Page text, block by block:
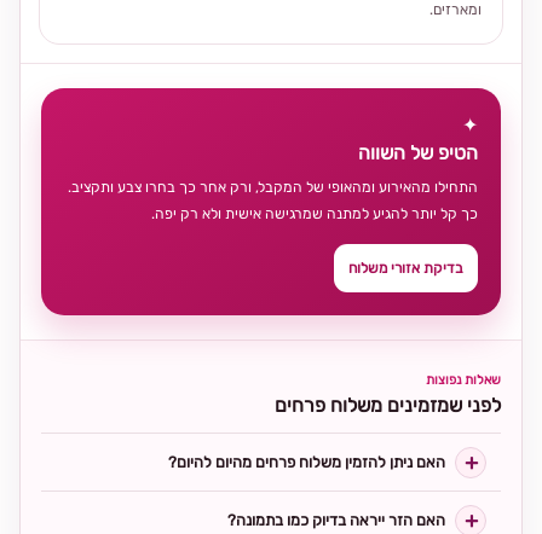
ומארזים.
✦
הטיפ של השווה
התחילו מהאירוע ומהאופי של המקבל, ורק אחר כך בחרו צבע ותקציב.
כך קל יותר להגיע למתנה שמרגישה אישית ולא רק יפה.
בדיקת אזורי משלוח
שאלות נפוצות
לפני שמזמינים משלוח פרחים
האם ניתן להזמין משלוח פרחים מהיום להיום?
האם הזר ייראה בדיוק כמו בתמונה?